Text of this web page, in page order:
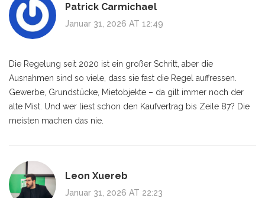
Patrick Carmichael
Januar 31, 2026 AT 12:49
Die Regelung seit 2020 ist ein großer Schritt, aber die
Ausnahmen sind so viele, dass sie fast die Regel auffressen.
Gewerbe, Grundstücke, Mietobjekte – da gilt immer noch der
alte Mist. Und wer liest schon den Kaufvertrag bis Zeile 87? Die
meisten machen das nie.
Leon Xuereb
Januar 31, 2026 AT 22:23